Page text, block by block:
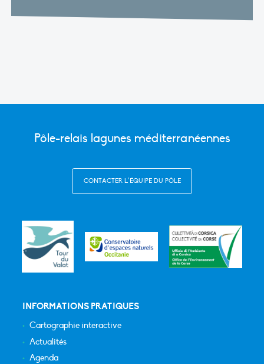
Pôle-relais lagunes méditerranéennes
CONTACTER L’ÉQUIPE DU PÔLE
INFORMATIONS PRATIQUES
Cartographie interactive
Actualités
Agenda